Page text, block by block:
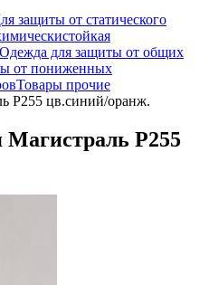
защиты от статического
Одежда для защиты от общих
от пониженных
Товары прочие
Р255 цв.синий/оранж.
Магистраль Р255